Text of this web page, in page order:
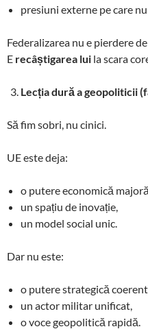
presiuni externe pe care
Federalizarea nu e pierdere
E recâștigarea lui la scara
Lecția dură a geopoliticii
Să fim sobri, nu cinici.
UE este deja:
o putere economică majoră,
un spațiu de inovație,
un model social unic.
Dar nu este:
o putere strategică
un actor militar unificat,
o voce geopolitică rapidă.